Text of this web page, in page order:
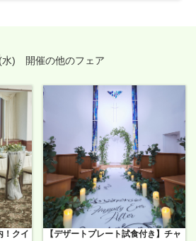
水) 開催の他のフェア
！クイ 【デザートプレート試食付き】チャ